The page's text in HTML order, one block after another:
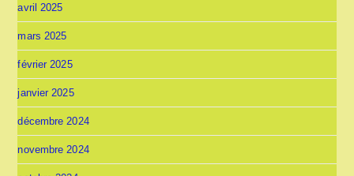
avril 2025
mars 2025
février 2025
janvier 2025
décembre 2024
novembre 2024